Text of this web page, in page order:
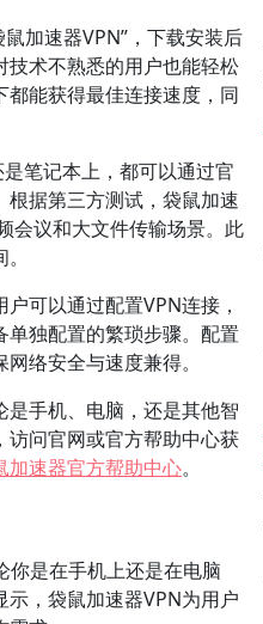
加速器VPN”，下载安装后
技术不熟悉的用户也能轻松
能获得最佳连接速度，同
笔记本上，都可以通过官
据第三方测试，袋鼠加速
会议和大文件传输场景。此
可以通过配置VPN连接，
独配置的繁琐步骤。配置
络安全与速度兼得。
手机、电脑，还是其他智
问官网或官方帮助中心获
加速器官方帮助中心。
你是在手机上还是在电脑
，袋鼠加速器VPN为用户